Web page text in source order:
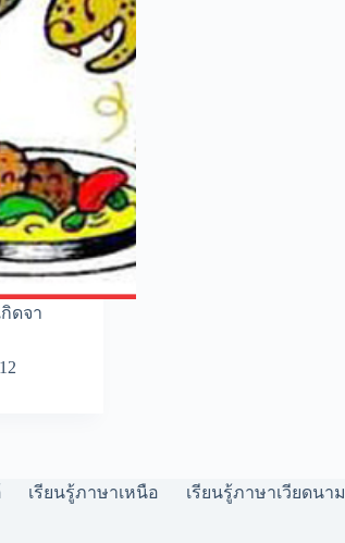
ดจา
เรียนรู้ภาษาเหนือ เรียนรู้ภาษาเวียดนาม